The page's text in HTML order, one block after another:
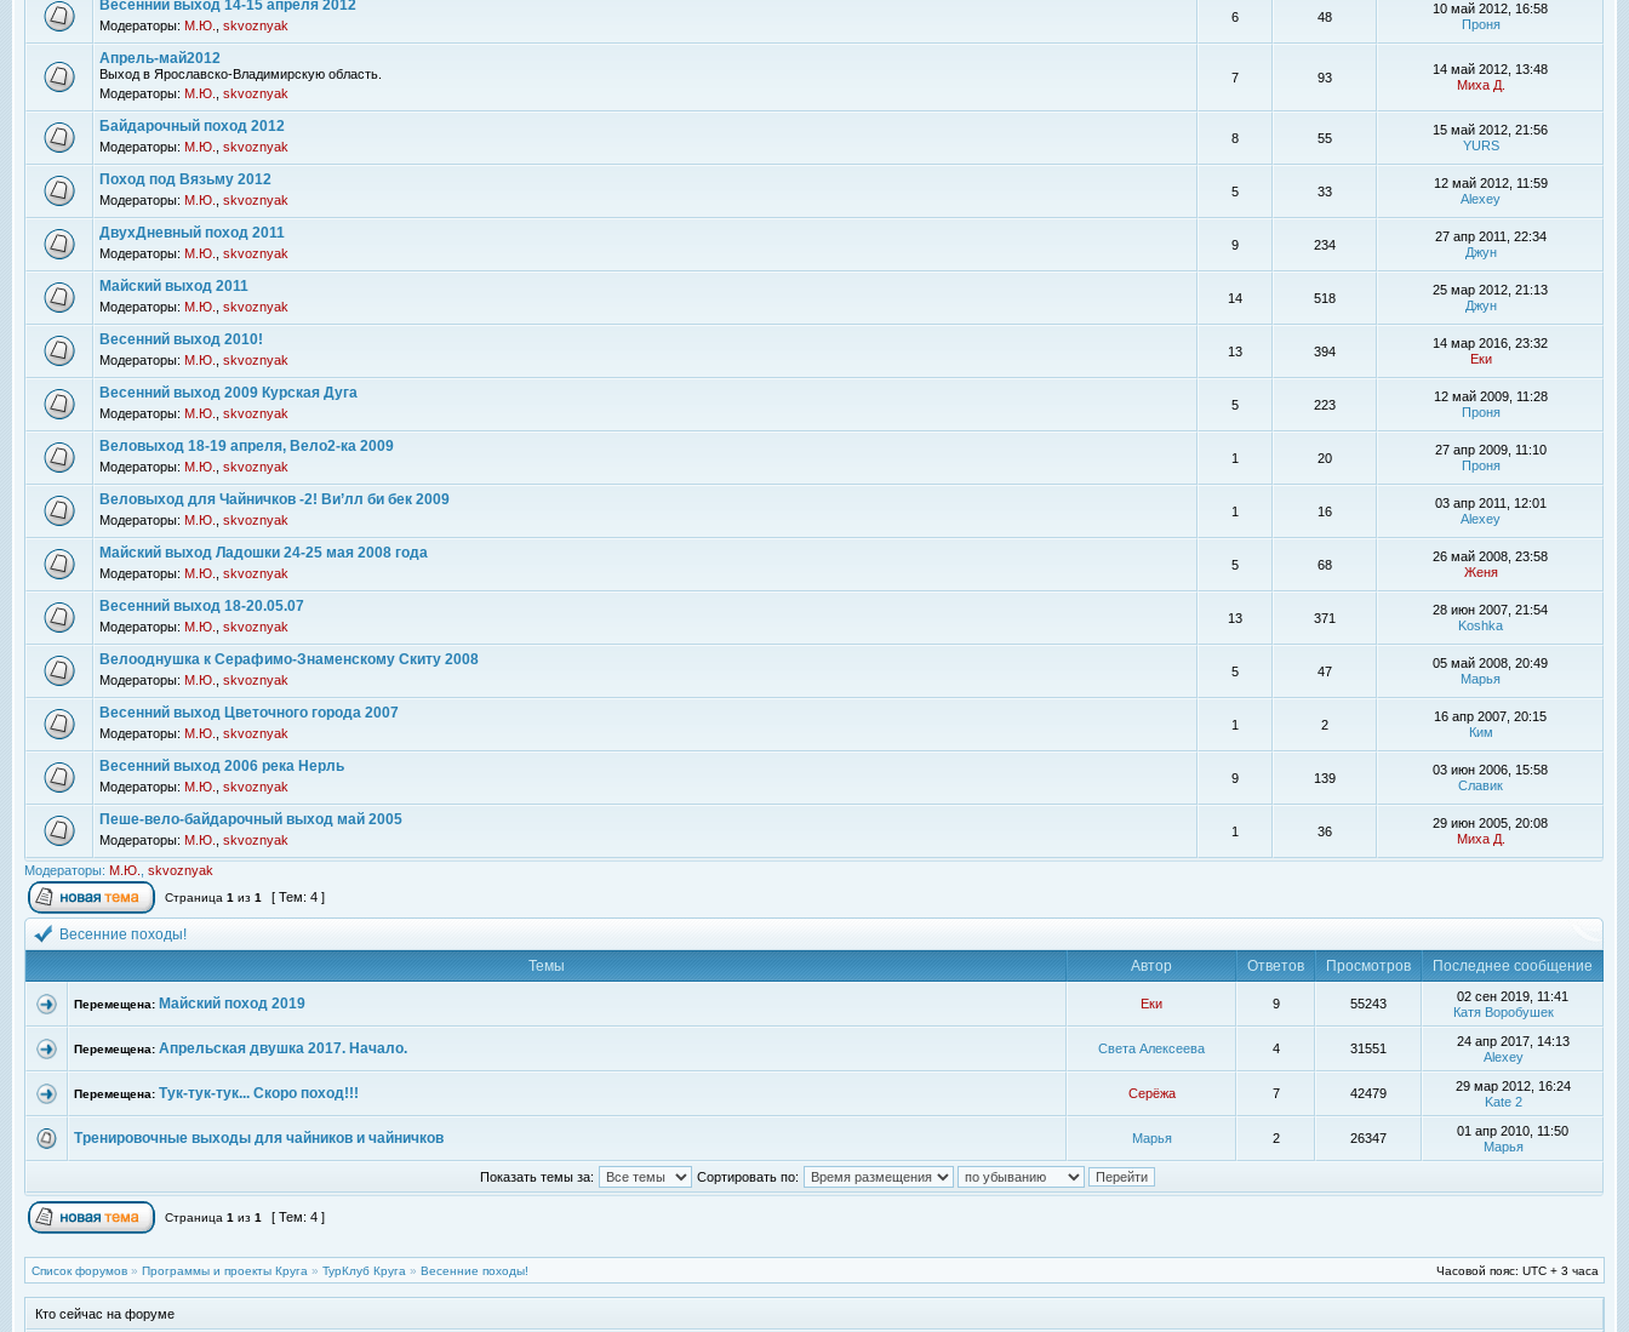
Весенний выход 14-15 апреля 2012
Модераторы: М.Ю. skvoznyak
6 48
10 май 2012, 16:58
Проня
Апрель-май2012
Выход в Ярославско-Владимирскую область.
Модераторы: М.Ю. skvoznyak
7 93
14 май 2012, 13:48
Миха Д.
Байдарочный поход 2012
Модераторы: М.Ю. skvoznyak
8 55
15 май 2012, 21:56
YURS
Поход под Вязьму 2012
Модераторы: М.Ю. skvoznyak
5 33
12 май 2012, 11:59
Alexey
ДвухДневный поход 2011
Модераторы: М.Ю. skvoznyak
9 234
27 апр 2011, 22:34
Джун
Майский выход 2011
Модераторы: М.Ю. skvoznyak
14 518
25 мар 2012, 21:13
Джун
Весенний выход 2010!
Модераторы: М.Ю. skvoznyak
13 394
14 мар 2016, 23:32
Еки
Весенний выход 2009 Курская Дуга
Модераторы: М.Ю. skvoznyak
5 223
12 май 2009, 11:28
Проня
Веловыход 18-19 апреля, Вело2-ка 2009
Модераторы: М.Ю. skvoznyak
1 20
27 апр 2009, 11:10
Проня
Веловыход для Чайничков -2! Ви’лл би бек 2009
Модераторы: М.Ю. skvoznyak
1 16
03 апр 2011, 12:01
Alexey
Майский выход Ладошки 24-25 мая 2008 года
Модераторы: М.Ю. skvoznyak
5 68
26 май 2008, 23:58
Женя
Весенний выход 18-20.05.07
Модераторы: М.Ю. skvoznyak
13 371
28 июн 2007, 21:54
Koshka
Велооднушка к Серафимо-Знаменскому Скиту 2008
Модераторы: М.Ю. skvoznyak
5 47
05 май 2008, 20:49
Марья
Весенний выход Цветочного города 2007
Модераторы: М.Ю. skvoznyak
1 2
16 апр 2007, 20:15
Ким
Весенний выход 2006 река Нерль
Модераторы: М.Ю. skvoznyak
9 139
03 июн 2006, 15:58
Славик
Пеше-вело-байдарочный выход май 2005
Модераторы: М.Ю. skvoznyak
1 36
29 июн 2005, 20:08
Миха Д.
Модераторы: М.Ю. skvoznyak
Страница 1 из 1 [ Тем: 4 ]
Весенние походы!
Темы
Автор Ответов Просмотров Последнее сообщение
Перемещена: Майский поход 2019 Еки 9 55243
02 сен 2019, 11:41
Катя Воробушек
Перемещена: Апрельская двушка 2017. Начало. Света Алексеева 4 31551
24 апр 2017, 14:13
Alexey
Перемещена: Тук-тук-тук... Скоро поход!!! Серёжа 7 42479
29 мар 2012, 16:24
Kate 2
Тренировочные выходы для чайников и чайничков Марья 2 26347
01 апр 2010, 11:50
Марья
Показать темы за: Сортировать по:
Страница 1 из 1 [ Тем: 4 ]
Список форумов » Программы и проекты Круга » ТурКлуб Круга » Весенние походы! Часовой пояс: UTC + 3 часа
Кто сейчас на форуме